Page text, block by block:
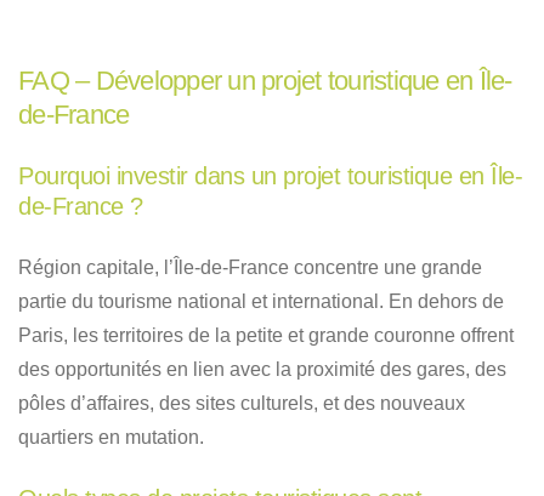
FAQ – Développer un projet touristique en Île-
de-France
Pourquoi investir dans un projet touristique en Île-
de-France ?
Région capitale, l’Île-de-France concentre une grande
partie du tourisme national et international. En dehors de
Paris, les territoires de la petite et grande couronne offrent
des opportunités en lien avec la proximité des gares, des
pôles d’affaires, des sites culturels, et des nouveaux
quartiers en mutation.